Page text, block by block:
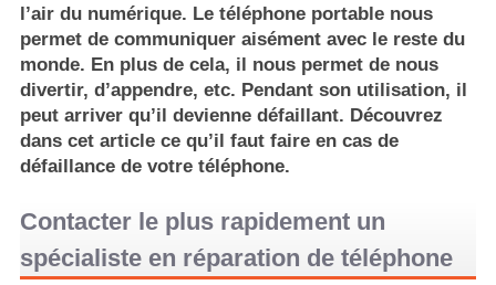
l’air du numérique. Le téléphone portable nous
permet de communiquer aisément avec le reste du
monde. En plus de cela, il nous permet de nous
divertir, d’appendre, etc. Pendant son utilisation, il
peut arriver qu’il devienne défaillant. Découvrez
dans cet article ce qu’il faut faire en cas de
défaillance de votre téléphone.
Contacter le plus rapidement un
spécialiste en réparation de téléphone